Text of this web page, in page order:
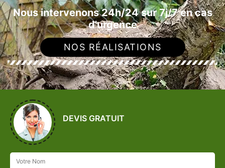
Nous intervenons 24h/24 sur 7j/7 en cas
d'urgence
NOS RÉALISATIONS
DEVIS GRATUIT